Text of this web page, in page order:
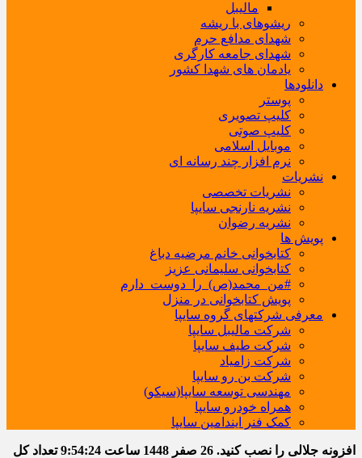
مالیبل
ریشوهای با ریشه
شهدای مدافع حرم
شهدای جامعه کارگری
یادمان های شهدا کشور
دانلودها
پوستر
کلیپ تصویری
کلیپ صوتی
موبایل اسلامی
نرم افزار چند رسانه ای
نشریات
نشریات تخصصی
نشریه نارنجی سایپا
نشریه رضوان
پویش ها
کتابخوانی خانم مرضیه دباغ
کتابخوانی سلیمانی عزیز
#من_محمد(ص)_را_دوست_دارم
پویش کتابخوانی در منزل
معرفی شرکتهای گروه سایپا
شرکت مالیبل سایپا
شرکت طیف سایپا
شرکت زامیاد
شرکت بن رو سایپا
مهندسی توسعه سایپا(سیکو)
همراه خودرو سایپا
کمک فنر ایندامین سایپا
افزونه جلالی را نصب کنید. 26 صفر 1448 ساعت 9:54:25تعداد کل